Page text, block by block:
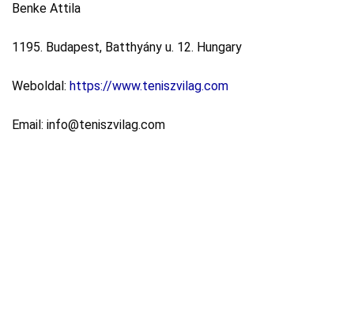
Benke Attila
1195. Budapest, Batthyány u. 12. Hungary
Weboldal: https://www.teniszvilag.com
Email: info@teniszvilag.com